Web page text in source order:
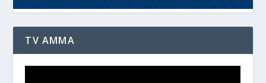
TV AMMA